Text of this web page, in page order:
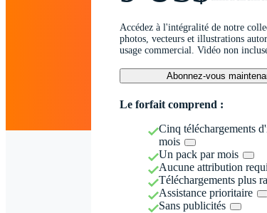
Accédez à l'intégralité de notre
photos, vecteurs et illustrations
usage commercial. Vidéo non
Abonnez-vous
Le forfait comprend :
Cinq téléchargements
mois
Un pack par mois
Aucune attribution
Téléchargements plus
Assistance prioritaire
Sans publicités